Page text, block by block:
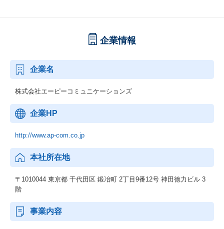
企業情報
企業名
株式会社エーピーコミュニケーションズ
企業HP
http://www.ap-com.co.jp
本社所在地
〒1010044 東京都 千代田区 鍛冶町 2丁目9番12号 神田徳力ビル 3
階
事業内容